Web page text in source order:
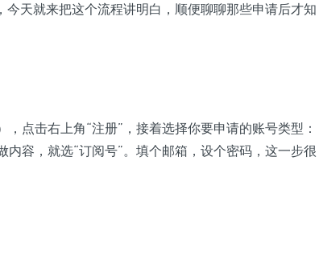
今天就来把这个流程讲明白，顺便聊聊那些申请后才知
点击右上角“注册”，接着选择你要申请的账号类型：
容，就选“订阅号”。填个邮箱，设个密码，这一步很